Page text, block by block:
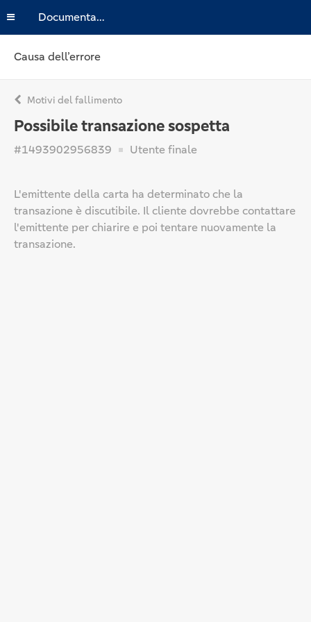
Documentazione
Causa dell’errore
Motivi del fallimento
Possibile transazione sospetta
#1493902956839 Utente finale
L'emittente della carta ha determinato che la
transazione è discutibile. Il cliente dovrebbe contattare
l'emittente per chiarire e poi tentare nuovamente la
transazione.